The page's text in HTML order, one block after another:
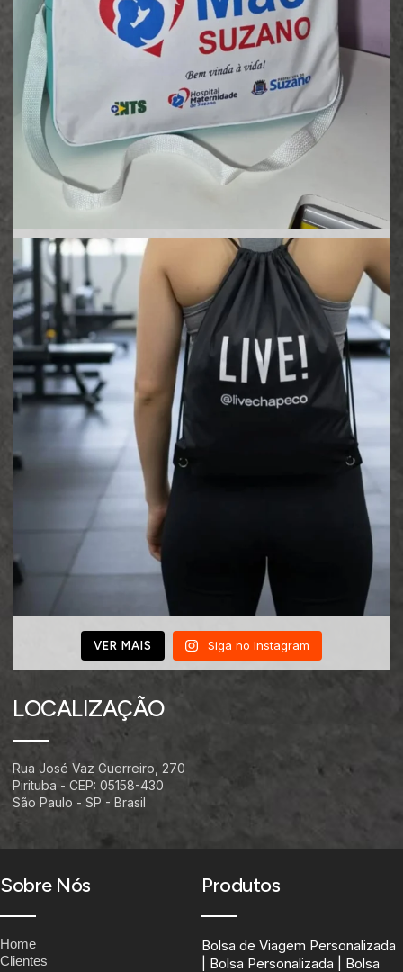
VER MAIS Siga no Instagram
LOCALIZAÇÃO
Rua José Vaz Guerreiro, 270
Pirituba - CEP: 05158-430
São Paulo - SP - Brasil
Sobre Nós
Home
Clientes
Produtos
Bolsa de Viagem Personalizada
| Bolsa Personalizada | Bolsa